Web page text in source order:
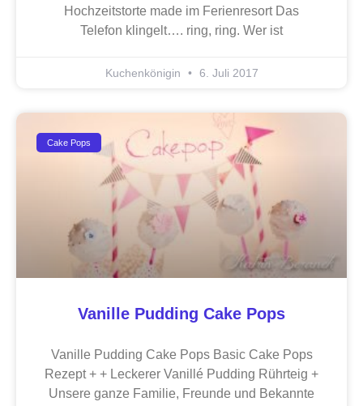
Hochzeitstorte made im Ferienresort Das
Telefon klingelt…. ring, ring. Wer ist
Kuchenkönigin 6. Juli 2017
Cake Pops
Vanille Pudding Cake Pops
Vanille Pudding Cake Pops Basic Cake Pops
Rezept + + Leckerer Vanillé Pudding Rührteig +
Unsere ganze Familie, Freunde und Bekannte